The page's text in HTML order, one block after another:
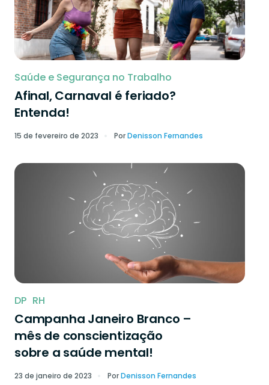
Saúde e Segurança no Trabalho
Afinal, Carnaval é feriado?
Entenda!
15 de fevereiro de 2023 PorDenisson Fernandes
DP RH
Campanha Janeiro Branco –
mês de conscientização
sobre a saúde mental!
23 de janeiro de 2023 PorDenisson Fernandes